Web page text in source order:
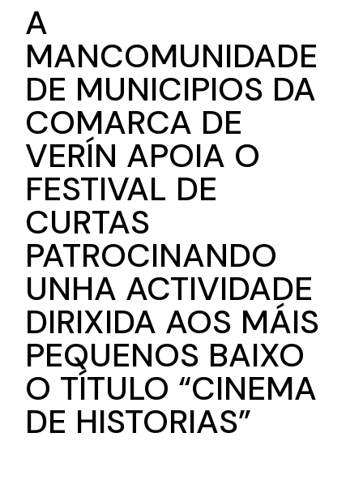
A
MANCOMUNIDADE
DE MUNICIPIOS DA
COMARCA DE
VERÍN APOIA O
FESTIVAL DE
CURTAS
PATROCINANDO
UNHA ACTIVIDADE
DIRIXIDA AOS MÁIS
PEQUENOS BAIXO
O TÍTULO “CINEMA
DE HISTORIAS”